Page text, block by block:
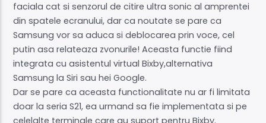
faciala cat si senzorul de citire ultra sonic al amprentei
din spatele ecranului, dar ca noutate se pare ca
Samsung vor sa aduca si deblocarea prin voce, cel
putin asa relateaza zvonurile! Aceasta functie fiind
integrata cu asistentul virtual Bixby,alternativa
Samsung la Siri sau hei Google.
Dar se pare ca aceasta functionalitate nu ar fi limitata
doar la seria S21, ea urmand sa fie implementata si pe